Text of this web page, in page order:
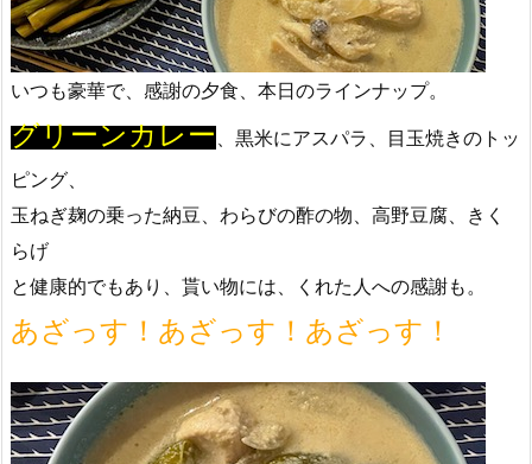
いつも豪華で、感謝の夕食、本日のラインナップ。
グリーンカレー、黒米にアスパラ、目玉焼きのトッ
ピング、
玉ねぎ麹の乗った納豆、わらびの酢の物、高野豆腐、きく
らげ
と健康的でもあり、貰い物には、くれた人への感謝も。
あざっす！あざっす！あざっす！